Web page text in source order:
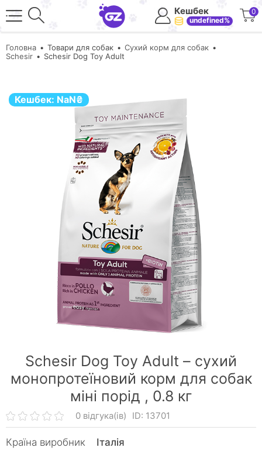
Кешбек
undefined%
0
Головна Товари для собак
Сухий корм для собак
Schesir
Schesir Dog Toy Adult
Кешбек: NaN₴
Schesir Dog Toy Adult – сухий
монопротеїновий корм для собак
міні порід , 0.8 кг
0 відгука(ів) ID: 13701
Країна виробник
Італія